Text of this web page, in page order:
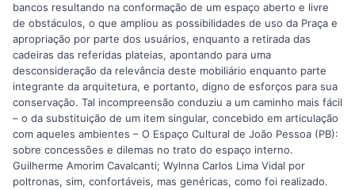
bancos resultando na conformação de um espaço aberto e livre
de obstáculos, o que ampliou as possibilidades de uso da Praça e
apropriação por parte dos usuários, enquanto a retirada das
cadeiras das referidas plateias, apontando para uma
desconsideração da relevância deste mobiliário enquanto parte
integrante da arquitetura, e portanto, digno de esforços para sua
conservação. Tal incompreensão conduziu a um caminho mais fácil
– o da substituição de um item singular, concebido em articulação
com aqueles ambientes – O Espaço Cultural de João Pessoa (PB):
sobre concessões e dilemas no trato do espaço interno.
Guilherme Amorim Cavalcanti; Wylnna Carlos Lima Vidal por
poltronas, sim, confortáveis, mas genéricas, como foi realizado.